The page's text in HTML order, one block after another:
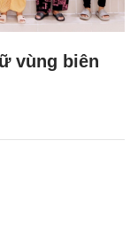
vùng biên